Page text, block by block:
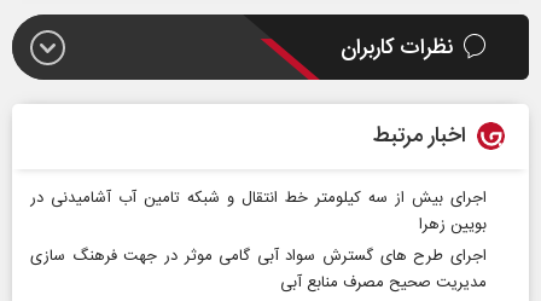
نظرات کاربران
اخبار مرتبط
اجرای بیش از سه کیلومتر خط انتقال و شبکه تامین آب آشامیدنی در
بویین زهرا
اجرای طرح های گسترش سواد آبی گامی موثر در جهت فرهنگ سازی
مدیریت صحیح مصرف منابع آبی